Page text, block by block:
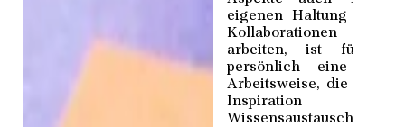
eigenen Haltung sind.
Kollaborationen
arbeiten, ist für
persönlich eine
Arbeitsweise, die zu
Inspiration
Wissensaustausch